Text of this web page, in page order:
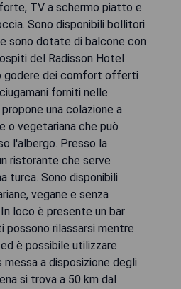
TV a schermo piatto e
Sono disponibili bollitori
sono dotate di balcone con
del Radisson Hotel
godere dei comfort offerti
forniti nelle
una colazione a
o vegetariana che può
l'albergo. Presso la
ristorante che serve
turca. Sono disponibili
vegane e senza
loco è presente un bar
possono rilassarsi mentre
è possibile utilizzare
messa a disposizione degli
si trova a 50 km dal